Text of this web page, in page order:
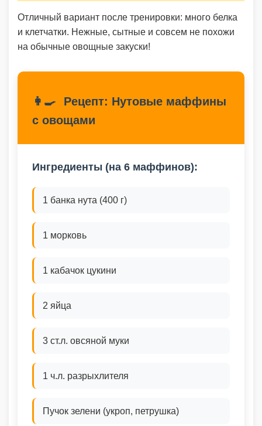
Отличный вариант после тренировки: много белка
и клетчатки. Нежные, сытные и совсем не похожи
на обычные овощные закуски!
👩‍🍳
Рецепт: Нутовые маффины
с овощами
Ингредиенты (на 6 маффинов):
1 банка нута (400 г)
1 морковь
1 кабачок цукини
2 яйца
3 ст.л. овсяной муки
1 ч.л. разрыхлителя
Пучок зелени (укроп, петрушка)